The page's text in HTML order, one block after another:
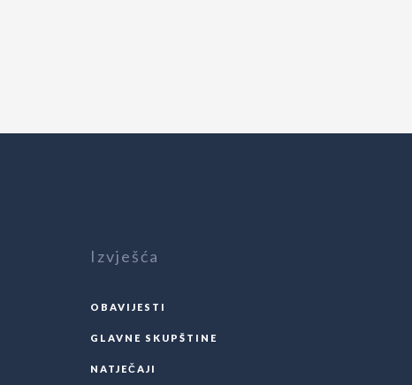
Izvješća
OBAVIJESTI
GLAVNE SKUPŠTINE
NATJEČAJI